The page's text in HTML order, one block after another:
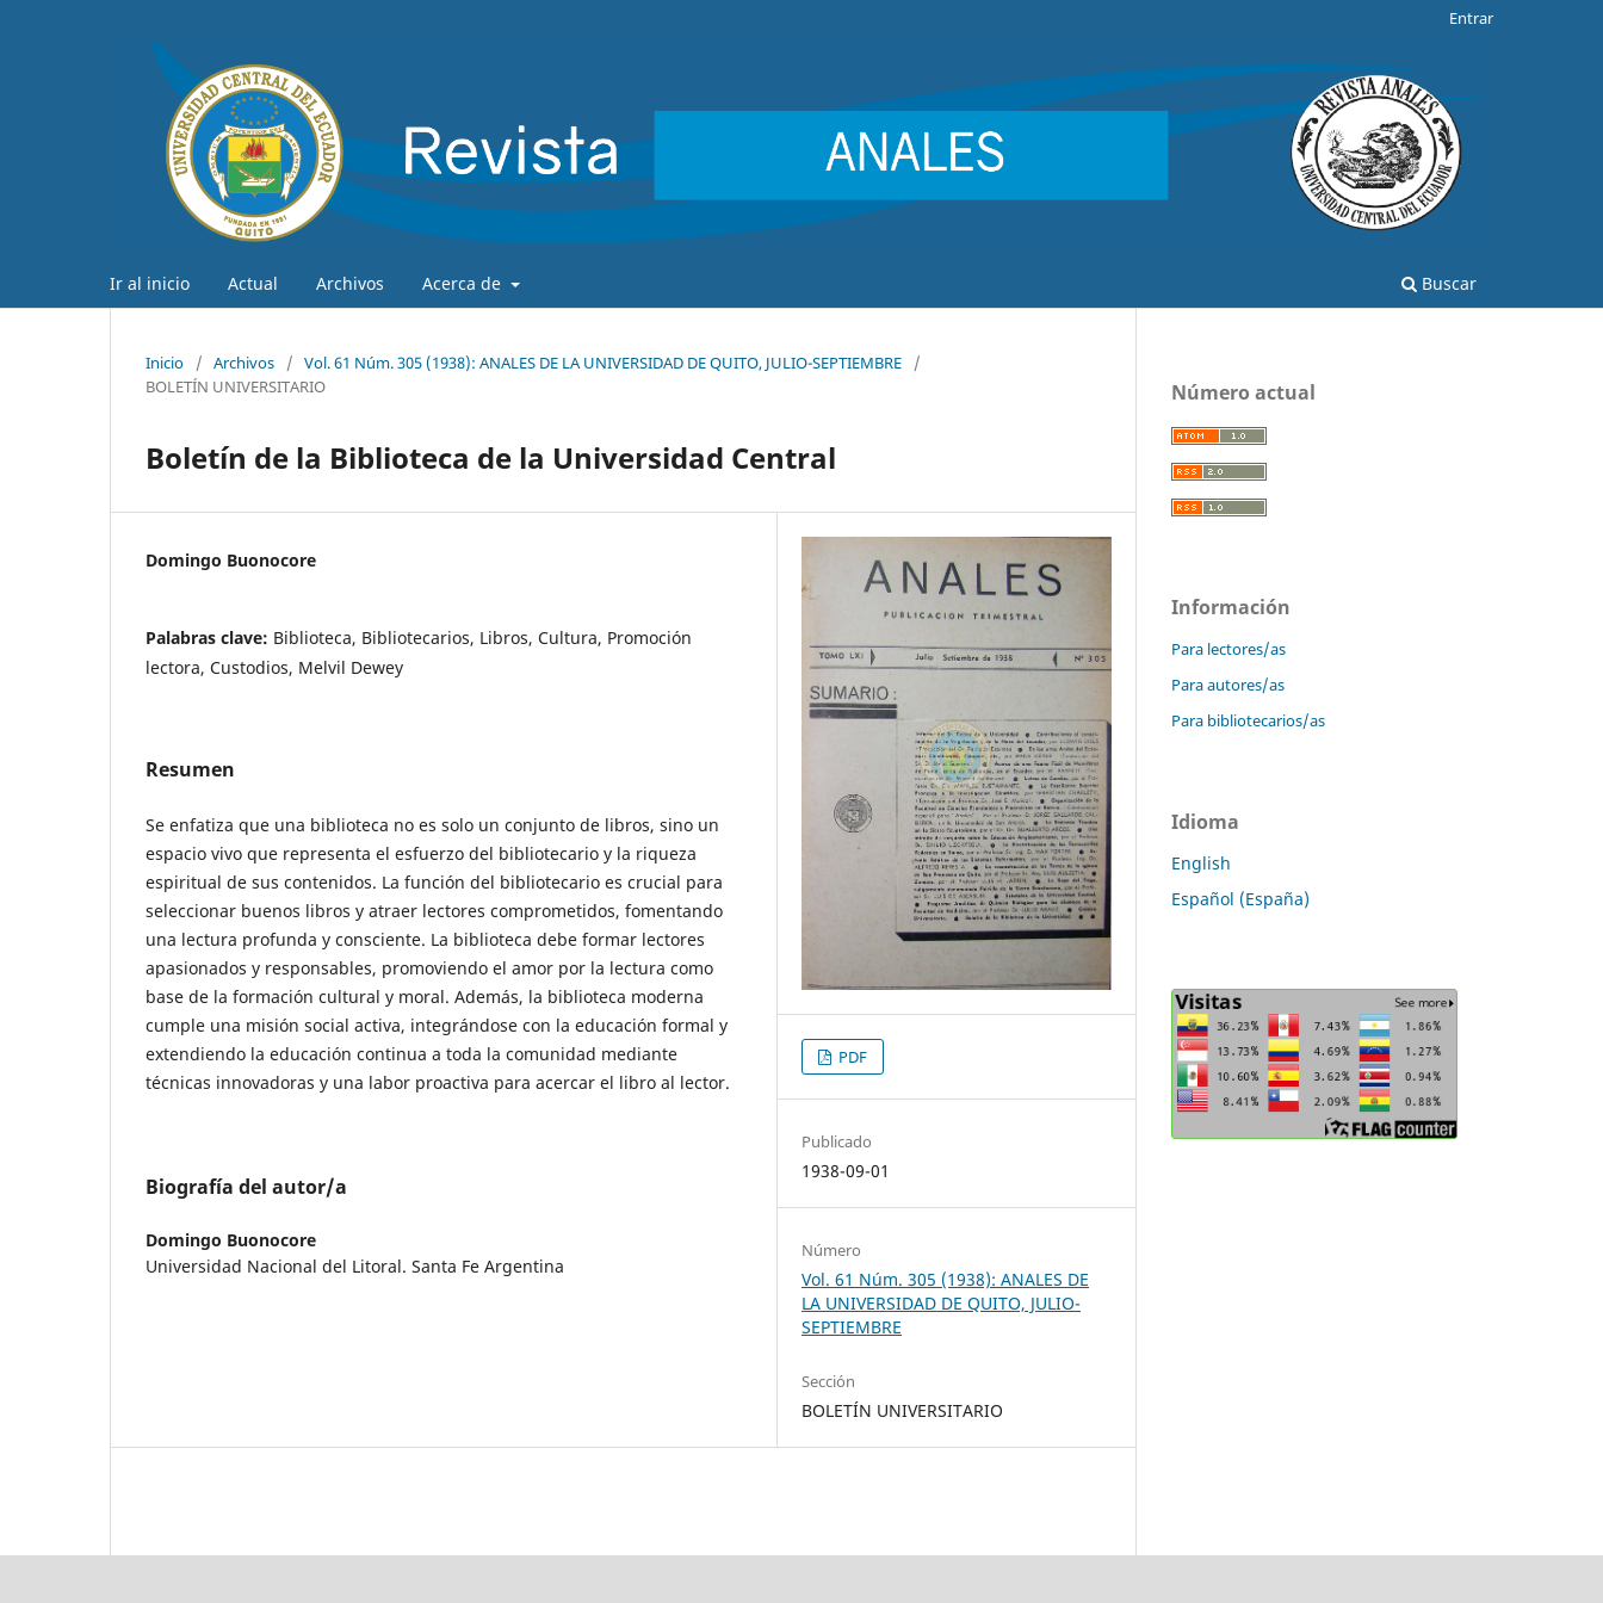
Ir al inicio Actual Archivos Acerca de Buscar
Entrar
Inicio / Archivos / Vol. 61 Núm. 305 (1938): ANALES DE LA UNIVERSIDAD DE QUITO, JULIO-SEPTIEMBRE
/
BOLETÍN UNIVERSITARIO
Boletín de la Biblioteca de la Universidad Central
Domingo Buonocore
Palabras clave: Biblioteca, Bibliotecarios, Libros, Cultura, Promoción
lectora, Custodios, Melvil Dewey
Resumen
Se enfatiza que una biblioteca no es solo un conjunto de libros, sino un
espacio vivo que representa el esfuerzo del bibliotecario y la riqueza
espiritual de sus contenidos. La función del bibliotecario es crucial para
seleccionar buenos libros y atraer lectores comprometidos, fomentando
una lectura profunda y consciente. La biblioteca debe formar lectores
apasionados y responsables, promoviendo el amor por la lectura como
base de la formación cultural y moral. Además, la biblioteca moderna
cumple una misión social activa, integrándose con la educación formal y
extendiendo la educación continua a toda la comunidad mediante
técnicas innovadoras y una labor proactiva para acercar el libro al lector.
Biografía del autor/a
Domingo Buonocore
Universidad Nacional del Litoral. Santa Fe Argentina
PDF
Publicado
1938-09-01
Número
Vol. 61 Núm. 305 (1938): ANALES DE
LA UNIVERSIDAD DE QUITO, JULIO-
SEPTIEMBRE
Sección
BOLETÍN UNIVERSITARIO
Número actual
Información
Para lectores/as
Para autores/as
Para bibliotecarios/as
Idioma
English
Español (España)